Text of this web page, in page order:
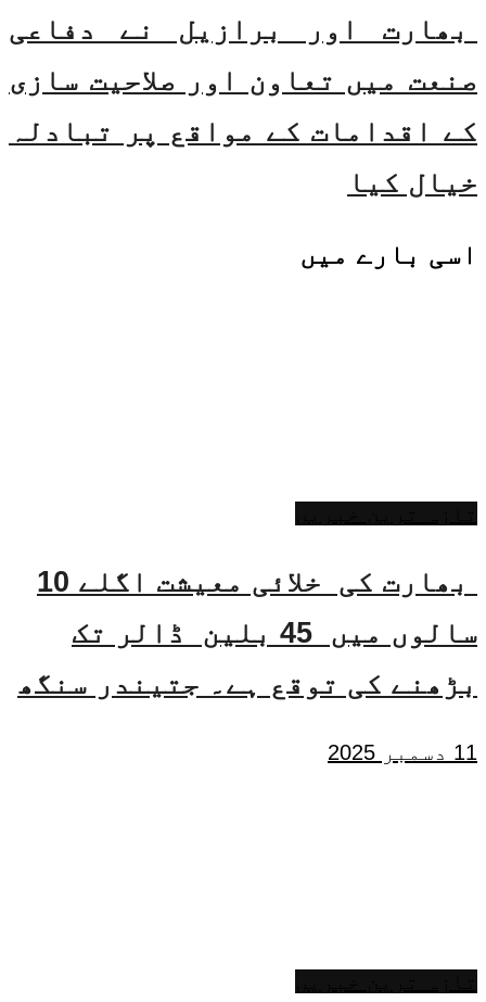
بھارت اور برازیل نے دفاعی
صنعت میں تعاون اور صلاحیت سازی
کے اقدامات کے مواقع پر تبادلہ
خیال کیا
اسی بارے میں
بھارت کی خلائی معیشت اگلے 10
سالوں میں 45 بلین ڈالر تک
بڑھنے کی توقع ہے۔ جتیندر سنگھ
11 دسمبر 2025